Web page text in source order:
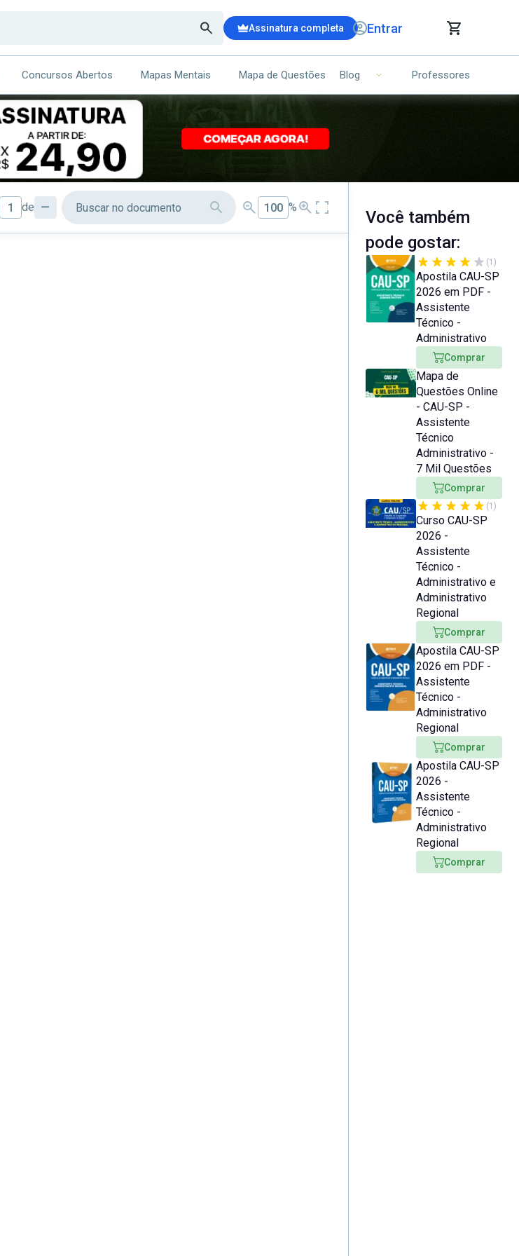
Assinatura completa Entrar
CARRINHO DE COMPRAS
ITENS (00)
Ops!
Seu carrinho ainda está vazio.
Voltar para a loja
Concursos Abertos Mapas Mentais Mapa de Questões Blog Professores
Página atual
de — Zoom do documento
%
Você também
pode gostar:
(1)
Apostila CAU-SP
2026 em PDF -
Assistente
Técnico -
Administrativo
Comprar
Mapa de
Questões Online
- CAU-SP -
Assistente
Técnico
Administrativo -
7 Mil Questões
Comprar
(1)
Curso CAU-SP
2026 -
Assistente
Técnico -
Administrativo e
Administrativo
Regional
Comprar
Apostila CAU-SP
2026 em PDF -
Assistente
Técnico -
Administrativo
Regional
Comprar
Apostila CAU-SP
2026 -
Assistente
Técnico -
Administrativo
Regional
Comprar